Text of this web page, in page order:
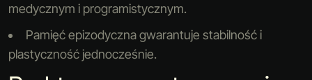
medycznym i programistycznym.
Pamięć epizodyczna gwarantuje stabilność i
plastyczność jednocześnie.